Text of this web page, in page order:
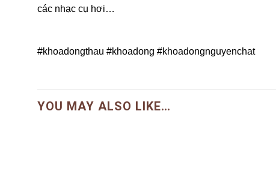
các nhạc cụ hơi…
#khoadongthau #khoadong #khoadongnguyenchat
YOU MAY ALSO LIKE…